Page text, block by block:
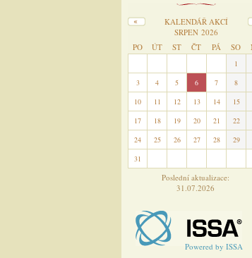
KALENDÁŘ AKCÍ
SRPEN 2026
PO
ÚT ST ČT PÁ SO
1
3
4 5 6 7 8
10
11 12 13 14 15
17
18 19 20 21 22
24
25 26 27 28 29
31
Poslední aktualizace:
31.07.2026
Powered by ISSA